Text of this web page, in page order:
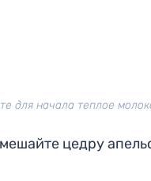
для начала теплое
цедру